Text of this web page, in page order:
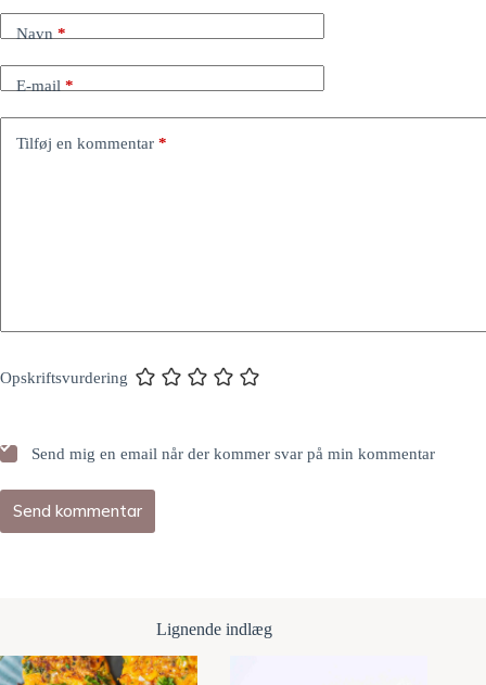
Navn*
E-mail*
Tilføj en kommentar *
Opskriftsvurdering
Send mig en email når der kommer svar på min kommentar
Send kommentar
Lignende indlæg